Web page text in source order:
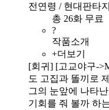
전연령 / 현대판타
총 26화 무료
?
작품소개
+더보기
[회귀] [고교야구-
도 고집과 똘끼로
그의 눈앞에 나타
기회를 줘 볼까 하